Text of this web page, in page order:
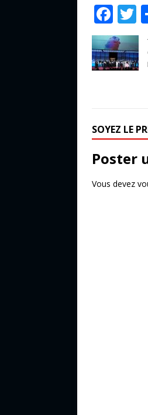
F
a
c
e
o
k
T
SOYEZ LE
Poster
Vous devez